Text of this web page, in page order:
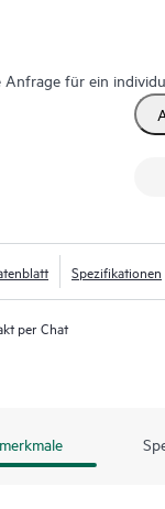
Anfrage für ein
Spezifikationen
per Chat